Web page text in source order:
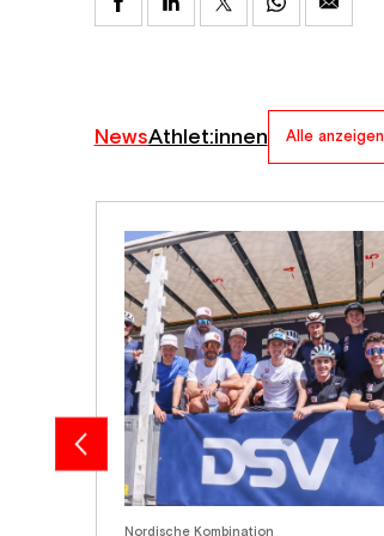
NewsAthlet:innen Alle anzeigen
Nordische Kombination